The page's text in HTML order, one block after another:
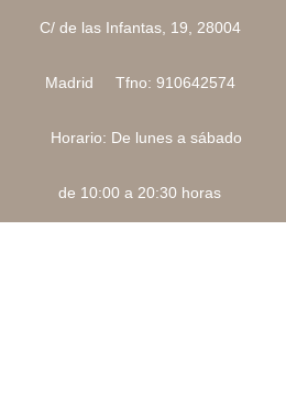
contenido
C/ de las Infantas, 19, 28004
Madrid Tfno: 910642574
Horario: De lunes a sábado
de 10:00 a 20:30 horas